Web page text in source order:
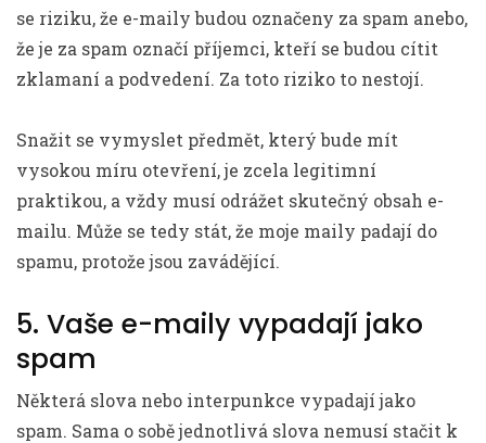
se riziku, že e-maily budou označeny za spam anebo,
že je za spam označí příjemci, kteří se budou cítit
zklamaní a podvedení. Za toto riziko to nestojí.
Snažit se vymyslet předmět, který bude mít
vysokou míru otevření, je zcela legitimní
praktikou, a vždy musí odrážet skutečný obsah e-
mailu. Může se tedy stát, že moje maily padají do
spamu, protože jsou zavádějící.
5. Vaše e-maily vypadají jako
spam
Některá slova nebo interpunkce vypadají jako
spam. Sama o sobě jednotlivá slova nemusí stačit k